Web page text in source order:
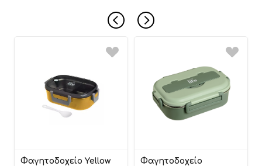
Φαγητοδοχείο Yellow
Φαγητοδοχείο